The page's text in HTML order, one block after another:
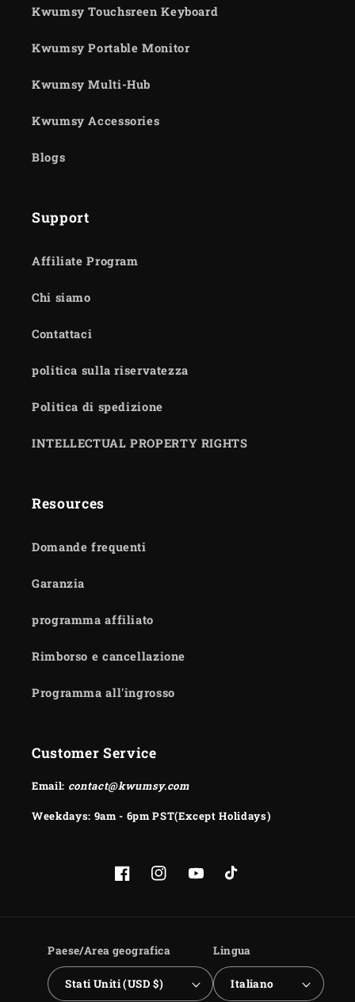
Kwumsy Touchsreen Keyboard
Kwumsy Portable Monitor
Kwumsy Multi-Hub
Kwumsy Accessories
Blogs
Support
Affiliate Program
Chi siamo
Contattaci
politica sulla riservatezza
Politica di spedizione
INTELLECTUAL PROPERTY RIGHTS
Resources
Domande frequenti
Garanzia
programma affiliato
Rimborso e cancellazione
Programma all'ingrosso
Customer Service
Email: contact@kwumsy.com
Weekdays: 9am - 6pm PST(Except Holidays)
FacebookInstagramYouTubeTikTok
Paese/Area geografica
Stati Uniti (USD $)
Lingua
Italiano